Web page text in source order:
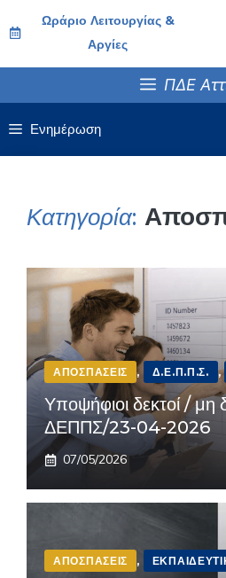
σε
Ωράριο Λειτουργίας &
Αργίες
ΠΔΕ
Ενημέρωση
Κατηγορία:
ΑΠΟΣΠΆΣΕΙΣ , Δ.Ε.Π.Π.Σ. ,
Υποψήφιοι δεκτοί / μη
ΔΕΠΠΣ/23-04-2026
07/05/2026
ΑΠΟΣΠΆΣΕΙΣ ,